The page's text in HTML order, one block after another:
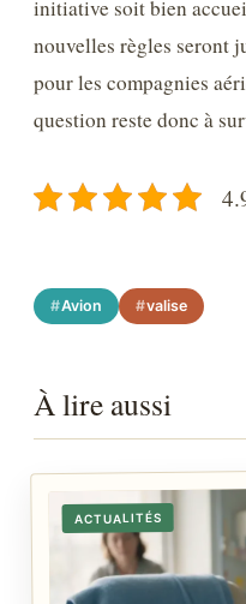
initiative soit bien
nouvelles règles seront
pour les compagnies
question reste donc à
Avion valise
À lire aussi
ACTUALITÉS